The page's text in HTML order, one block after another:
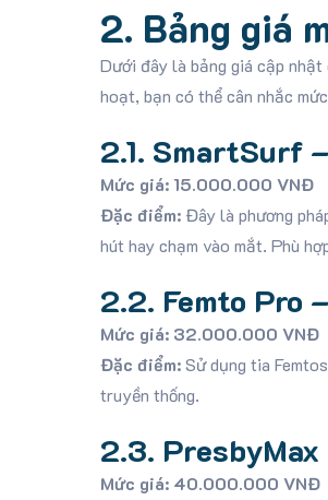
2. Bảng giá
Dưới đây là bảng giá cập
hoạt, bạn có thể cân nhắc mức
2.1. SmartSurf
Mức giá: 15.000.000 VNĐ
Đặc điểm:Đây là phương
hút hay chạm vào mắt. Phù
2.2. Femto Pro
Mức giá: 32.000.000 VNĐ
Đặc điểm:Sử dụng tia
truyền thống.
2.3.
Mức giá: 40.000.000 VNĐ